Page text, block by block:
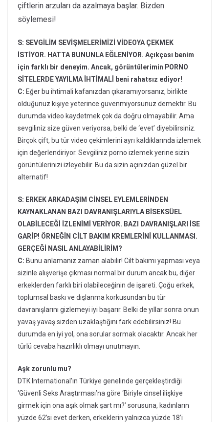
çiftlerin arzuları da azalmaya başlar. Bizden
söylemesi!
S: SEVGİLİM SEVİŞMELERİMİZİ VİDEOYA ÇEKMEK
İSTİYOR. HATTA BUNUNLA EĞLENİYOR. Açıkçası benim
için farklı bir deneyim. Ancak, görüntülerimin PORNO
SİTELERDE YAYILMA İHTİMALİ beni rahatsız ediyor!
C: Eğer bu ihtimali kafanızdan çıkaramıyorsanız, birlikte
olduğunuz kişiye yeterince güvenmiyorsunuz demektir. Bu
durumda video kaydetmek çok da doğru olmayabilir. Ama
sevgiliniz size güven veriyorsa, belki de ‘evet’ diyebilirsiniz.
Birçok çift, bu tür video çekimlerini ayrı kaldıklarında izlemek
için değerlendiriyor. Sevgiliniz porno izlemek yerine sizin
görüntülerinizi izleyebilir. Bu da sizin açınızdan güzel bir
alternatif!
S: ERKEK ARKADAŞIM CİNSEL EYLEMLERİNDEN
KAYNAKLANAN BAZI DAVRANIŞLARIYLA BİSEKSÜEL
OLABİLECEĞİ İZLENİMİ VERİYOR. BAZI DAVRANIŞLARI İSE
GARİP! ÖRNEĞİN CİLT BAKIM KREMLERİNİ KULLANMASI.
GERÇEĞİ NASIL ANLAYABİLİRİM?
C: Bunu anlamanız zaman alabilir! Cilt bakımı yapması veya
sizinle alışverişe çıkması normal bir durum ancak bu, diğer
erkeklerden farklı biri olabileceğinin de işareti. Çoğu erkek,
toplumsal baskı ve dışlanma korkusundan bu tür
davranışlarını gizlemeyi iyi başarır. Belki de yıllar sonra onun
yavaş yavaş sizden uzaklaştığını fark edebilirsiniz! Bu
durumda en iyi yol, ona sorular sormak olacaktır. Ancak her
türlü cevaba hazırlıklı olmayı unutmayın.
Aşk zorunlu mu?
DTK International’ın Türkiye genelinde gerçekleştirdiği
‘Güvenli Seks Araştırması’na göre ‘Biriyle cinsel ilişkiye
girmek için ona aşık olmak şart mı?’ sorusuna, kadınların
yüzde 62’si evet derken, erkeklerin yalnızca yüzde 18’i